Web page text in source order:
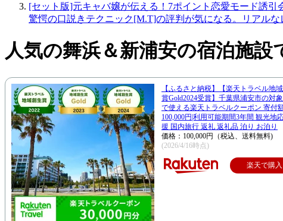
[セット版]元キャバ嬢が伝える！7ポイント恋愛モード誘
驚愕の口説きテクニック[M.T]の評判が気になる。リアルな
人気の舞浜＆新浦安の宿泊施
【ふるさと納税】【楽天トラベル地
賞Gold2024受賞】千葉県浦安市の対
で使える楽天トラベルクーポン 寄付
100,000円|利用可能期間3年間 観光地
援 国内旅行 返礼 返礼品 泊り お泊り
価格：100,000円（税込、送料無料)
(2026/4/16時点)
楽天で購入